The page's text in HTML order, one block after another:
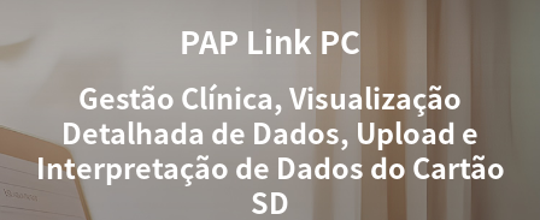
PAP Link PC
Gestão Clínica, Visualização
Detalhada de Dados, Upload e
Interpretação de Dados do Cartão
SD